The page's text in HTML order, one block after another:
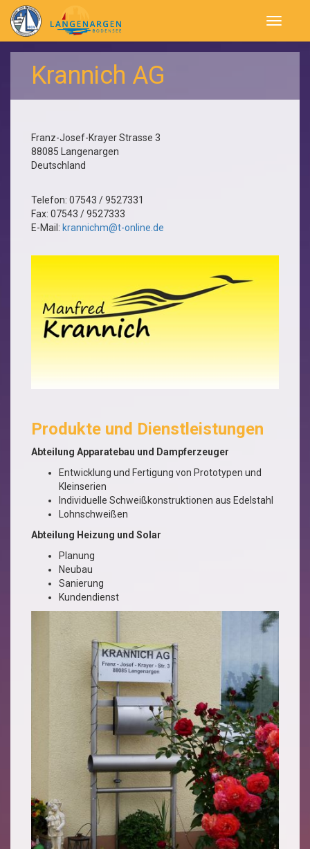
Krannich AG
Franz-Josef-Krayer Strasse 3
88085
Langenargen
Deutschland
Telefon: 07543 / 9527331
Fax: 07543 / 9527333
E-Mail: krannichm@t-online.de
Produkte und Dienstleistungen
Abteilung Apparatebau und Dampferzeuger
Entwicklung und Fertigung von Prototypen und
Kleinserien
Individuelle Schweißkonstruktionen aus Edelstahl
Lohnschweißen
Abteilung Heizung und Solar
Planung
Neubau
Sanierung
Kundendienst